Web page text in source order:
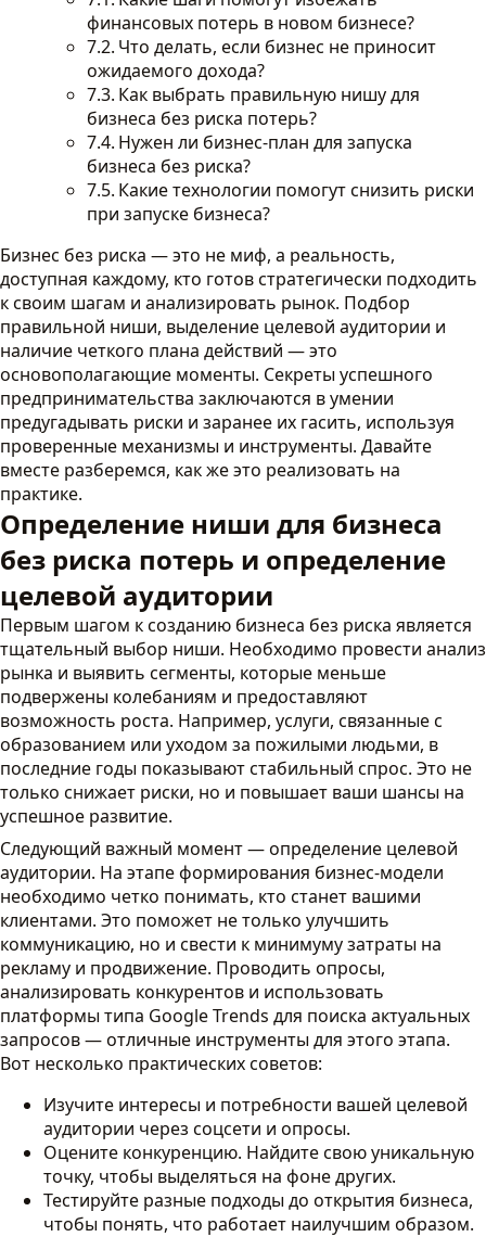
финансовых потерь в новом бизнесе?
Что делать, если бизнес не приносит
ожидаемого дохода?
Как выбрать правильную нишу для
бизнеса без риска потерь?
Нужен ли бизнес-план для запуска
бизнеса без риска?
Какие технологии помогут снизить риски
при запуске бизнеса?
Бизнес без риска — это не миф, а реальность,
доступная каждому, кто готов стратегически подходить
к своим шагам и анализировать рынок. Подбор
правильной ниши, выделение целевой аудитории и
наличие четкого плана действий — это
основополагающие моменты. Секреты успешного
предпринимательства заключаются в умении
предугадывать риски и заранее их гасить, используя
проверенные механизмы и инструменты. Давайте
вместе разберемся, как же это реализовать на
практике.
Определение ниши для бизнеса
без риска потерь и определение
целевой аудитории
Первым шагом к созданию бизнеса без риска является
тщательный выбор ниши. Необходимо провести анализ
рынка и выявить сегменты, которые меньше
подвержены колебаниям и предоставляют
возможность роста. Например, услуги, связанные с
образованием или уходом за пожилыми людьми, в
последние годы показывают стабильный спрос. Это не
только снижает риски, но и повышает ваши шансы на
успешное развитие.
Следующий важный момент — определение целевой
аудитории. На этапе формирования бизнес-модели
необходимо четко понимать, кто станет вашими
клиентами. Это поможет не только улучшить
коммуникацию, но и свести к минимуму затраты на
рекламу и продвижение. Проводить опросы,
анализировать конкурентов и использовать
платформы типа Google Trends для поиска актуальных
запросов — отличные инструменты для этого этапа.
Вот несколько практических советов:
Изучите интересы и потребности вашей целевой
аудитории через соцсети и опросы.
Оцените конкуренцию. Найдите свою уникальную
точку, чтобы выделяться на фоне других.
Тестируйте разные подходы до открытия бизнеса,
чтобы понять, что работает наилучшим образом.